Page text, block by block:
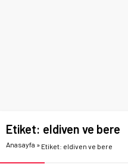
Etiket: eldiven ve bere
Anasayfa » Etiket: eldiven ve bere